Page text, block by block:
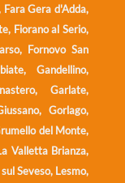
Gera d'Adda,
Fiorano al Serio,
Fornovo San
Gandellino,
Garlate,
Gorlago,
del Monte,
Valletta Brianza,
Seveso, Lesmo,